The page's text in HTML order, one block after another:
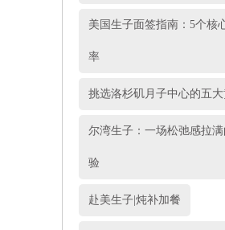
美国生子面签指南：5个核
率
挑选洛杉矶月子中心的五
尔湾生子：一场松弛感拉
验
赴美生子|炖补加餐